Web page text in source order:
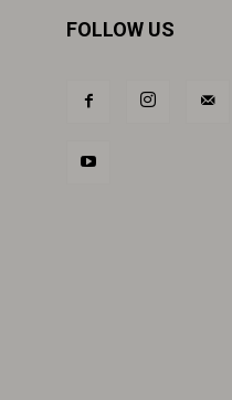
FOLLOW US